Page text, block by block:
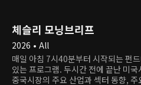
체슬리 모닝브리프
2026 • All
매일 아침 7시40분부터 시작되는 펀
있는 프로그램. 두시간 전에 끝난 미
중국시장의 주요 산업과 섹터 동향, 주